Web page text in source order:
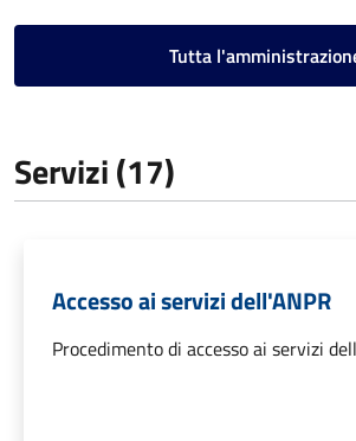
Tutta
Servizi (17)
Accesso ai servizi dell'ANPR
Procedimento di accesso ai servizi